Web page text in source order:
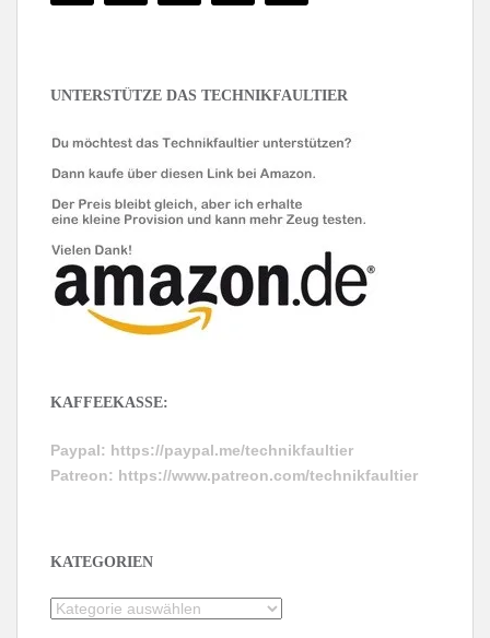
UNTERSTÜTZE DAS TECHNIKFAULTIER
KAFFEEKASSE:
Paypal: https://paypal.me/technikfaultier
Patreon: https://www.patreon.com/technikfaultier
KATEGORIEN
Kategorien